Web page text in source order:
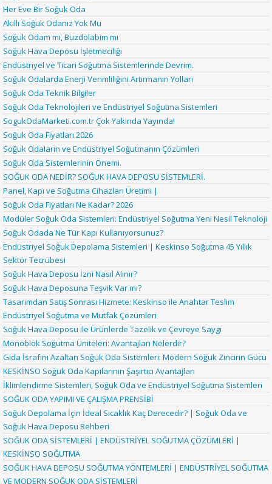
Her Eve Bir Soğuk Oda
Akıllı Soğuk Odanız Yok Mu
Soğuk Odam mı, Buzdolabım mı
Soğuk Hava Deposu İşletmeciliği
Endüstriyel ve Ticari Soğutma Sistemlerinde Devrim.
Soğuk Odalarda Enerji Verimliliğini Artırmanın Yolları
Soğuk Oda Teknik Bilgiler
Soğuk Oda Teknolojileri ve Endüstriyel Soğutma Sistemleri
SogukOdaMarketi.com.tr Çok Yakında Yayında!
Soğuk Oda Fiyatları 2026
Soğuk Odaların ve Endüstriyel Soğutmanın Çözümleri
Soğuk Oda Sistemlerinin Önemi.
SOĞUK ODA NEDİR? SOĞUK HAVA DEPOSU SİSTEMLERİ.
Panel, Kapı ve Soğutma Cihazları Üretimi |
Soğuk Oda Fiyatları Ne Kadar? 2026
Modüler Soğuk Oda Sistemleri: Endüstriyel Soğutma Yeni Nesil Teknoloji
Soğuk Odada Ne Tür Kapı Kullanıyorsunuz?
Endüstriyel Soğuk Depolama Sistemleri | Keskinso Soğutma 45 Yıllık
Sektör Tecrübesi
Soğuk Hava Deposu İzni Nasıl Alınır?
Soğuk Hava Deposuna Teşvik Var mı?
Tasarımdan Satış Sonrası Hizmete: Keskinso ile Anahtar Teslim
Endüstriyel Soğutma ve Mutfak Çözümleri
Soğuk Hava Deposu ile Ürünlerde Tazelik ve Çevreye Saygı
Monoblok Soğutma Üniteleri: Avantajları Nelerdir?
Gıda İsrafını Azaltan Soğuk Oda Sistemleri: Modern Soğuk Zincirin Gücü
KESKİNSO Soğuk Oda Kapılarının Şaşırtıcı Avantajları
İklimlendirme Sistemleri, Soğuk Oda ve Endüstriyel Soğutma Sistemleri
SOĞUK ODA YAPIMI VE ÇALIŞMA PRENSİBİ
Soğuk Depolama İçin İdeal Sıcaklık Kaç Derecedir? | Soğuk Oda ve
Soğuk Hava Deposu Rehberi
SOĞUK ODA SİSTEMLERİ | ENDÜSTRİYEL SOĞUTMA ÇÖZÜMLERİ |
KESKİNSO SOĞUTMA
SOĞUK HAVA DEPOSU SOĞUTMA YÖNTEMLERİ | ENDÜSTRİYEL SOĞUTMA
VE MODERN SOĞUK ODA SİSTEMLERİ